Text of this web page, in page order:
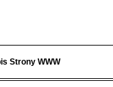
Strony WWW